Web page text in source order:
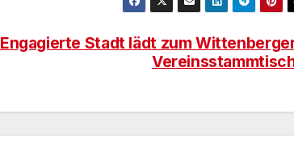
Engagierte Stadt lädt zum